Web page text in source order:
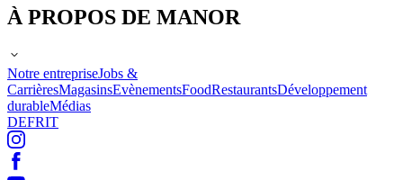
À PROPOS DE MANOR
Notre entrepriseJobs &
CarrièresMagasinsEvènementsFoodRestaurantsDéveloppement
durableMédias
DEFRIT